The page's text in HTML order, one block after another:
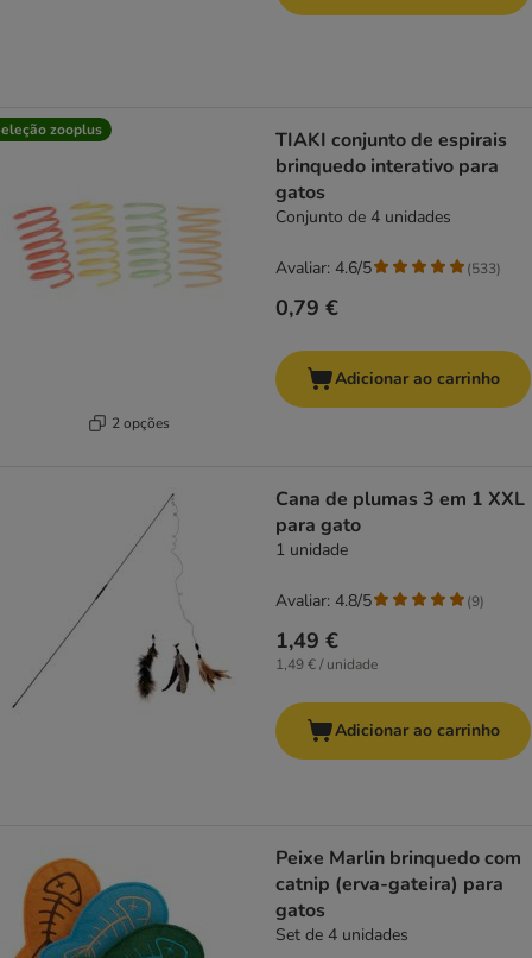
zooplus
2 opções
TIAKI conjunto de espirais
brinquedo interativo para
gatos
Conjunto de 4 unidades
0,79 €
Avaliar: 4.6/5 (533)
Adicionar ao carrinho
Cana de plumas 3 em 1 XXL
para gato
1 unidade
1,49 €
1,49 € / unidade
Avaliar: 4.8/5 (9)
Adicionar ao carrinho
Peixe Marlin brinquedo com
catnip (erva-gateira) para
gatos
Set de 4 unidades